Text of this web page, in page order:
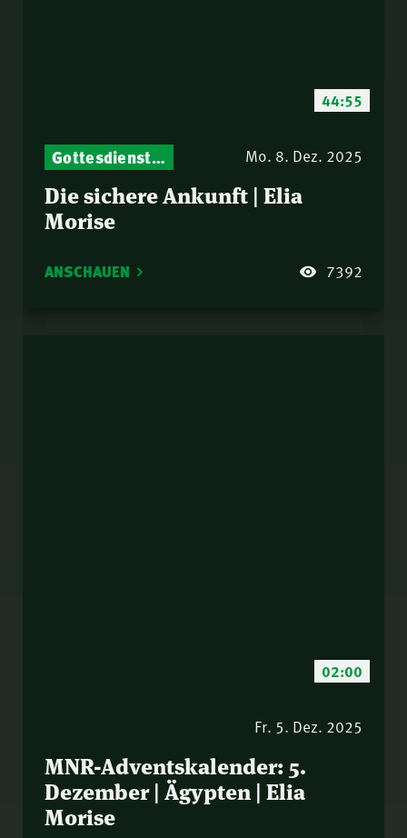
44:55
Gottesdienst-Botschaften – Jeden Sonntag neu: Aktuelle Predigten vom Mitternachtsruf Mo. 8. Dez. 2025
Die sichere Ankunft | Elia
Morise
ANSCHAUEN 7392
02:00
Fr. 5. Dez. 2025
MNR-Adventskalender: 5.
Dezember | Ägypten | Elia
Morise